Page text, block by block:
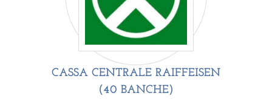
CASSA CENTRALE RAIFFEISEN
(40 BANCHE)